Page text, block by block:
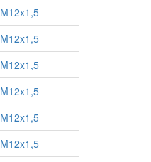
M12x1,5
M12x1,5
M12x1,5
M12x1,5
M12x1,5
M12x1,5